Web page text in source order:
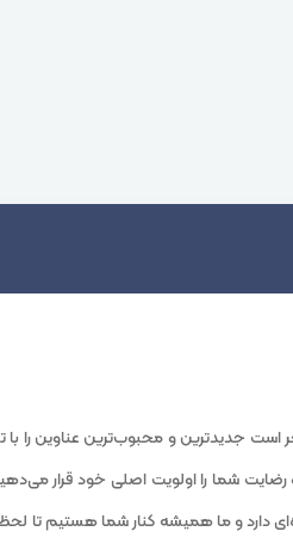
است و مفتخر است جدیدترین و
رضایت شما را اولویت اصلی خود قرار
دارد و ما همیشه کنار شما هستیم تا